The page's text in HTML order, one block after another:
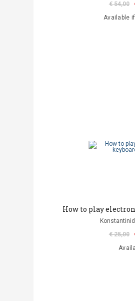
€ 54,00
Available
How to play
€ 25,00